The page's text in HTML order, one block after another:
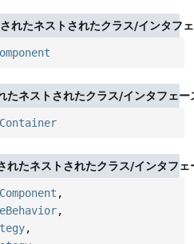
れたネストされたクラス/インタフ
たネストされたクラス/インタフェー
れたネストされたクラス/インタフェ
,
,
,